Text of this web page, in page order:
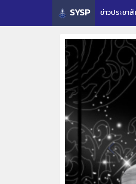
SYSP ข่าวประชา